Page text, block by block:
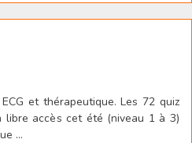
et thérapeutique. Les 72 quiz
libre accès cet été (niveau 1 à 3)
...